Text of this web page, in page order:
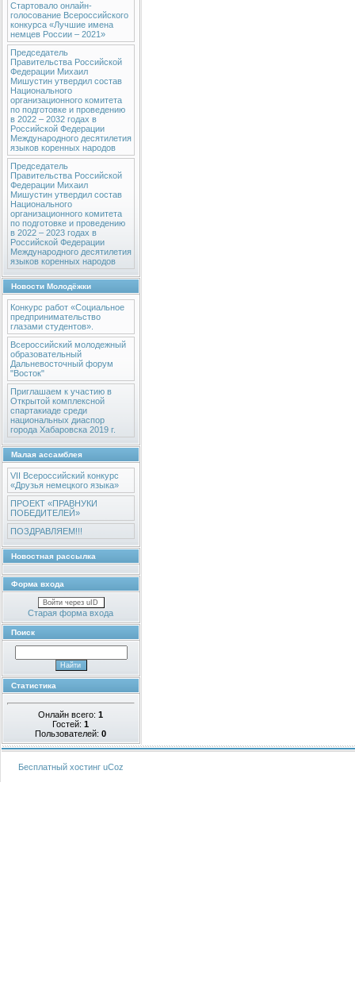
Стартовало онлайн-
голосование Всероссийского
конкурса «Лучшие имена
немцев России – 2021»
Председатель
Правительства Российской
Федерации Михаил
Мишустин утвердил состав
Национального
организационного комитета
по подготовке и проведению
в 2022 – 2032 годах в
Российской Федерации
Международного десятилетия
языков коренных народов
Председатель
Правительства Российской
Федерации Михаил
Мишустин утвердил состав
Национального
организационного комитета
по подготовке и проведению
в 2022 – 2023 годах в
Российской Федерации
Международного десятилетия
языков коренных народов
Новости Молодёжки
Конкурс работ «Социальное
предпринимательство
глазами студентов».
Всероссийский молодежный
образовательный
Дальневосточный форум
"Восток"
Приглашаем к участию в
Открытой комплексной
спартакиаде среди
национальных диаспор
города Хабаровска 2019 г.
Малая ассамблея
VII Всероссийский конкурс
«Друзья немецкого языка»
ПРОЕКТ «ПРАВНУКИ
ПОБЕДИТЕЛЕЙ»
ПОЗДРАВЛЯЕМ!!!
Новостная рассылка
Форма входа
Войти через uID
Старая форма входа
Поиск
Статистика
Онлайн всего:1
Гостей:1
Пользователей:0
Бесплатный хостинг uCoz